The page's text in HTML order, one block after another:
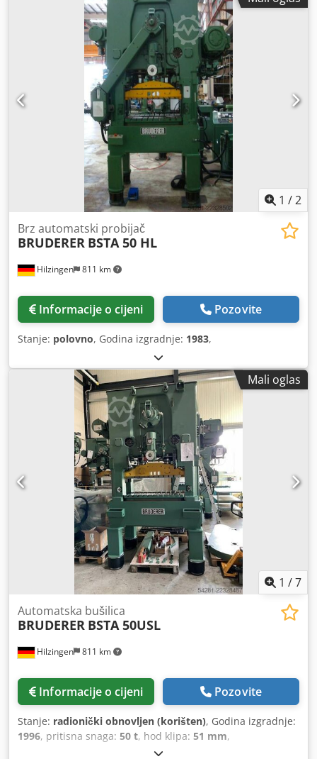
1 /2
Hilzingen 811 km
Brz automatski probijač
BRUDERER BSTA 50 HL
Informacije o cijeni Pozovite
Stanje: polovno, Godina izgradnje: 1983,
Mali oglas
1 /7
Hilzingen 811 km
Automatska bušilica
BRUDERER BSTA 50USL
Informacije o cijeni Pozovite
Stanje: radionički obnovljen (korišten), Godina izgradnje:
1996, pritisna snaga: 50 t, hod klipa: 51 mm,